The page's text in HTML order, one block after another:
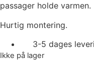
passager holde varmen.
Hurtig montering.
3-5 dages
Ikke på lager